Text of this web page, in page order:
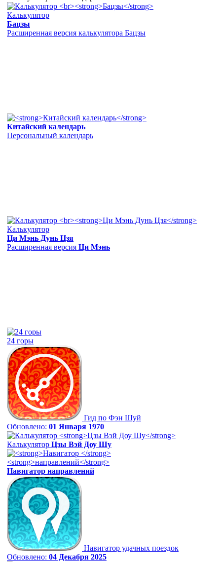
Калькулятор
Бацзы
Расширенная версия калькулятора Бацзы
Китайский календарь
Персональный календарь
Калькулятор
Ци Мэнь Дунь Цзя
Расширенная версия Ци Мэнь
24 горы
Гид по Фэн Шуй
Обновлено: 01 Января 1970
Калькулятор Цзы Вэй Доу Шу
Навигатор направлений
Навигатор удачных поездок
Обновлено: 04 Декабря 2025